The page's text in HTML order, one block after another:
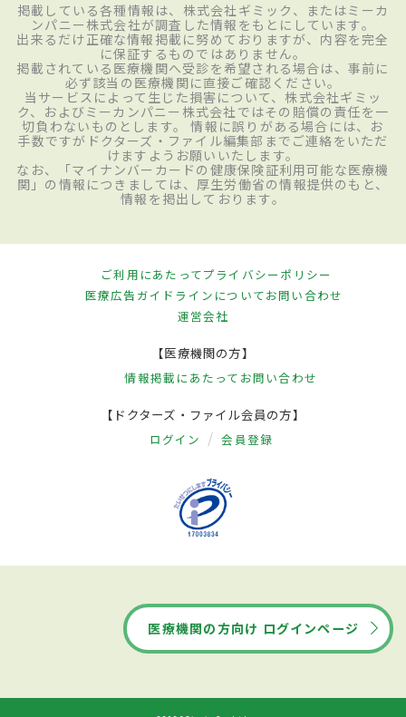
掲載している各種情報は、株式会社ギミック、またはミーカ
ンパニー株式会社が調査した情報をもとにしています。
出来るだけ正確な情報掲載に努めておりますが、内容を完全
に保証するものではありません。
掲載されている医療機関へ受診を希望される場合は、事前に
必ず該当の医療機関に直接ご確認ください。
当サービスによって生じた損害について、株式会社ギミッ
ク、およびミーカンパニー株式会社ではその賠償の責任を一
切負わないものとします。 情報に誤りがある場合には、お
手数ですがドクターズ・ファイル編集部までご連絡をいただ
けますようお願いいたします。
なお、「マイナンバーカードの健康保険証利用可能な医療機
関」の情報につきましては、厚生労働省の情報提供のもと、
情報を掲出しております。
ご利用にあたってプライバシーポリシー
医療広告ガイドラインについてお問い合わせ
運営会社
【医療機関の方】
情報掲載にあたって お問い合わせ
【ドクターズ・ファイル会員の方】
ログイン 会員登録
医療機関の方向け ログインページ